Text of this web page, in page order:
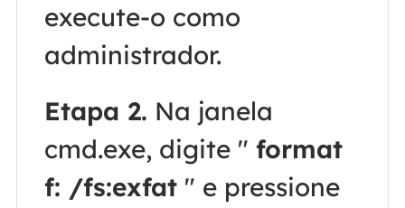
execute-o como
administrador.
Etapa 2. Na janela
cmd.exe, digite " format
f: /fs:exfat" e pressione